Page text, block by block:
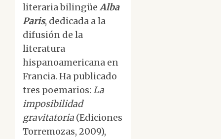
literaria bilingüe Alba
Paris, dedicada a la
difusión de la
literatura
hispanoamericana en
Francia. Ha publicado
tres poemarios: La
imposibilidad
gravitatoria (Ediciones
Torremozas, 2009),